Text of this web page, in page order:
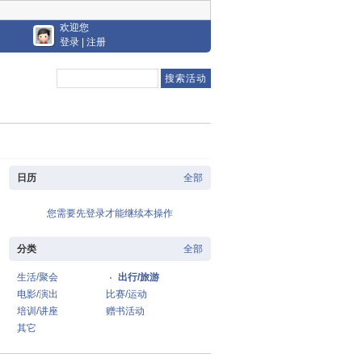
欢迎您
登录
注册
全部
日历
您需要先登录才能继续本操作
全部
分类
生活/聚会
出行/旅游
电影/演出
比赛/运动
培训/讲座
赠书活动
其它